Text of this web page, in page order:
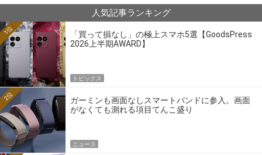
人気記事ランキング
「買って損なし」の極上スマホ5選【GoodsPress
2026上半期AWARD】
1位
トピックス
ガーミンも画面なしスマートバンドに参入。画面
がなくても測れる項目てんこ盛り
2位
ニュース